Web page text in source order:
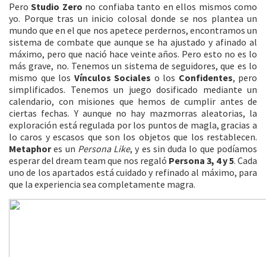
PeroStudio Zero no confiaba tanto en ellos mismos como
yo. Porque tras un inicio colosal donde se nos plantea un
mundo que en el que nos apetece perdernos, encontramos un
sistema de combate que aunque se ha ajustado y afinado al
máximo, pero que nació hace veinte años. Pero esto no es lo
más grave, no. Tenemos un sistema de seguidores, que es lo
mismo que los Vínculos Sociales o los Confidentes, pero
simplificados. Tenemos un juego dosificado mediante un
calendario, con misiones que hemos de cumplir antes de
ciertas fechas. Y aunque no hay mazmorras aleatorias, la
exploración está regulada por los puntos de magla, gracias a
lo caros y escasos que son los objetos que los restablecen.
Metaphores un Persona Like, y es sin duda lo que podíamos
esperar del dream team que nos regaló Persona 3, 4 y 5. Cada
uno de los apartados está cuidado y refinado al máximo, para
que la experiencia sea completamente magra.